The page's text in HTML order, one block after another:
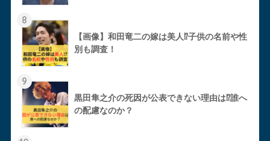
8
【画像】和田竜二の嫁は美人⁉︎子供の名前や性
別も調査！
9
黒田隼之介の死因が公表できない理由は⁉︎誰へ
の配慮なのか？